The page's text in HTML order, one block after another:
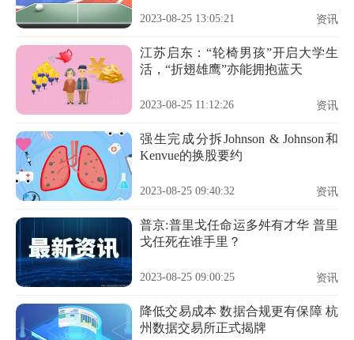
2023-08-25 13:05:21 资讯
江苏启东：“轮椅男孩”开启大学生
活，“折翅雄鹰”亦能拥抱蓝天
2023-08-25 11:12:26 资讯
强生完成分拆Johnson & Johnson和
Kenvue的换股要约
2023-08-25 09:40:32 资讯
普京:普里戈任命运多舛有才华 普里
戈任死在谁手里？
2023-08-25 09:00:25 资讯
降低交易成本 数据合规更有保障 杭
州数据交易所正式揭牌